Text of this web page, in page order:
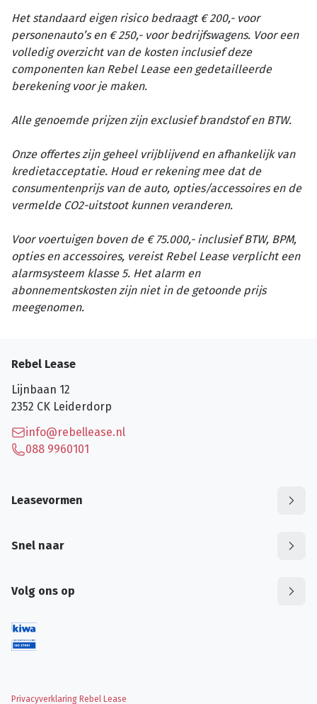
Het standaard eigen risico bedraagt € 200,- voor
personenauto’s en € 250,- voor bedrijfswagens. Voor een
volledig overzicht van de kosten inclusief deze
componenten kan Rebel Lease een gedetailleerde
berekening voor je maken.
Alle genoemde prijzen zijn exclusief brandstof en BTW.
Onze offertes zijn geheel vrijblijvend en afhankelijk van
kredietacceptatie. Houd er rekening mee dat de
consumentenprijs van de auto, opties/accessoires en de
vermelde CO2-uitstoot kunnen veranderen.
Voor voertuigen boven de € 75.000,- inclusief BTW, BPM,
opties en accessoires, vereist Rebel Lease verplicht een
alarmsysteem klasse 5. Het alarm en
abonnementskosten zijn niet in de getoonde prijs
meegenomen.
Rebel Lease
Lijnbaan 12
2352 CK Leiderdorp
info@rebellease.nl
088 9960101
Leasevormen
Snel naar
Volg ons op
Privacyverklaring Rebel Lease